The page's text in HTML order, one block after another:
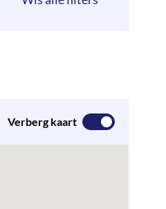
Verberg kaart